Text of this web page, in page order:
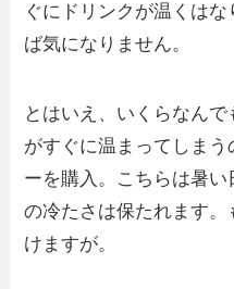
ぐにドリンクが温くは
ば気になりません。
とはいえ、いくらなん
がすぐに温まってしま
ーを購入。こちらは暑
の冷たさは保たれます
けますが。